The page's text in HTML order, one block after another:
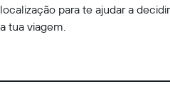
localização para te ajudar a
a tua viagem.